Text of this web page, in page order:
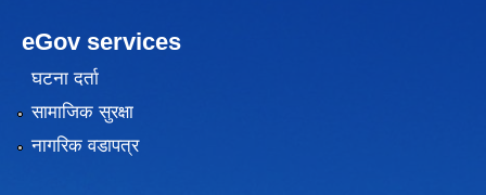
eGov services
घटना दर्ता
सामाजिक सुरक्षा
नागरिक वडापत्र